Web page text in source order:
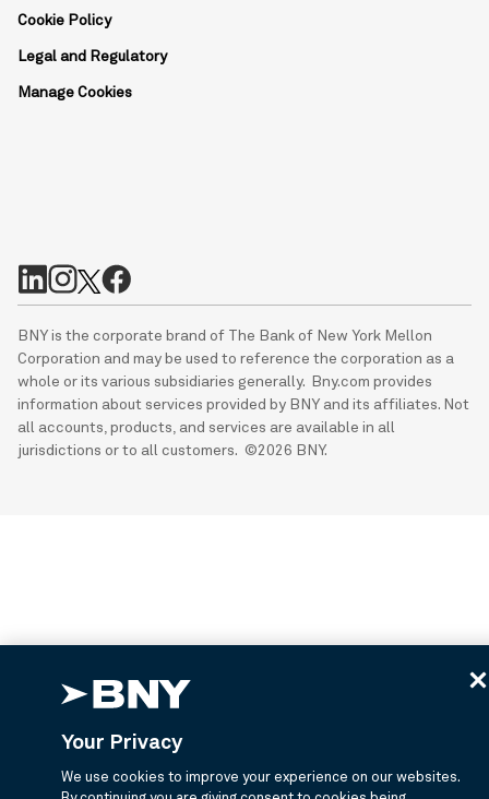
Cookie Policy
Legal and Regulatory
Manage Cookies
BNY is the corporate brand of The Bank of New York Mellon
Corporation and may be used to reference the corporation as a
whole or its various subsidiaries generally. Bny.com provides
information about services provided by BNY and its affiliates. Not
all accounts, products, and services are available in all
jurisdictions or to all customers. ©2026 BNY.
Your Privacy
We use cookies to improve your experience on our websites.